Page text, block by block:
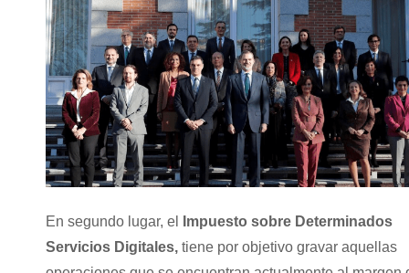
En segundo lugar, el
Impuesto sobre Determinados
Servicios Digitales, tiene por objetivo gravar aquellas